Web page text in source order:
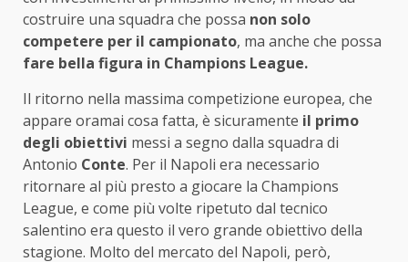
costruire una squadra che possa non solo
competere per il campionato, ma anche che possa
fare bella figura in Champions League.
Il ritorno nella massima competizione europea, che
appare oramai cosa fatta, è sicuramente il primo
degli obiettivi messi a segno dalla squadra di
Antonio Conte. Per il Napoli era necessario
ritornare al più presto a giocare la Champions
League, e come più volte ripetuto dal tecnico
salentino era questo il vero grande obiettivo della
stagione. Molto del mercato del Napoli, però,